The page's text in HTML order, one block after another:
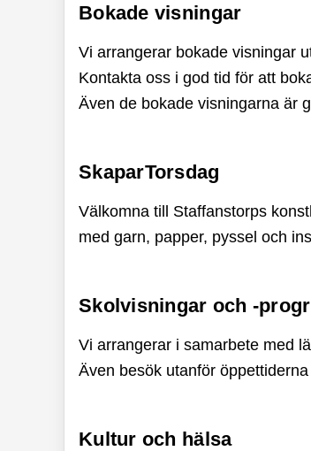
Bokade visningar
Vi arrangerar bokade visningar
Kontakta oss i god tid för att
Även de bokade visningarna är
SkaparTorsdag
Välkomna till Staffanstorps
med garn, papper, pyssel och
Skolvisningar och -
Vi arrangerar i samarbete med
Även besök utanför
Kultur och hälsa